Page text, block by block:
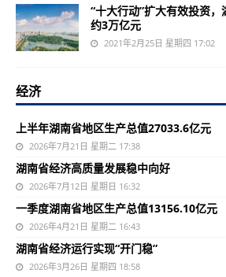
“十大行动”扩大有效投资
约3万亿元
2021年2月25日 星期四 17:02
经济
上半年湖南省地区生产总值27033.6亿元
2026年7月21日 星期二 17:38
湖南省经济高质量发展稳中向好
2026年7月12日 星期日 16:32
一季度湖南省地区生产总值13156.10亿元
2026年4月21日 星期二 16:43
湖南省经济运行实现“开门稳”
2026年3月26日 星期四 18:58